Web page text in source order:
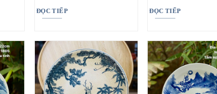
ĐỌC TIẾP ĐỌC TIẾP